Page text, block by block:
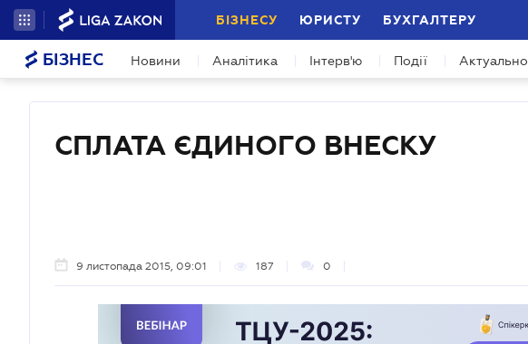
БІЗНЕСУ ЮРИСТУ БУХГАЛТЕРУ
БІЗНЕС Новини Аналітика Інтерв'ю Події Актуально
СПЛАТА ЄДИНОГО ВНЕСКУ
9 листопада 2015, 09:01 187 0